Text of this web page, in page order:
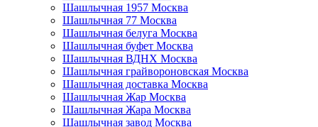
Шашлычная 1957 Москва
Шашлычная 77 Москва
Шашлычная белуга Москва
Шашлычная буфет Москва
Шашлычная ВДНХ Москва
Шашлычная грайвороновская Москва
Шашлычная доставка Москва
Шашлычная Жар Москва
Шашлычная Жара Москва
Шашлычная завод Москва